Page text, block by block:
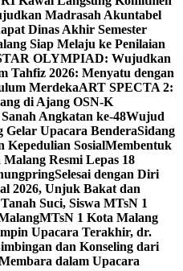
Madrasah Akuntabel
Dinas Akhir Semester
Siap Melaju ke Penilaian
OLYMPIAD: Wujudkan
Tahfiz 2026: Menyatu dengan
MerdekaART SPECTA 2:
di Ajang OSN-K
Angkatan ke-48Wujud
Gelar Upacara BenderaSidang
Kepedulian SosialMembentuk
Resmi Lepas 18
Selesai dengan Diri
2026, Unjuk Bakat dan
Suci, Siswa MTsN 1
MTsN 1 Kota Malang
Upacara Terakhir, dr.
dan Konseling dari
dalam Upacara